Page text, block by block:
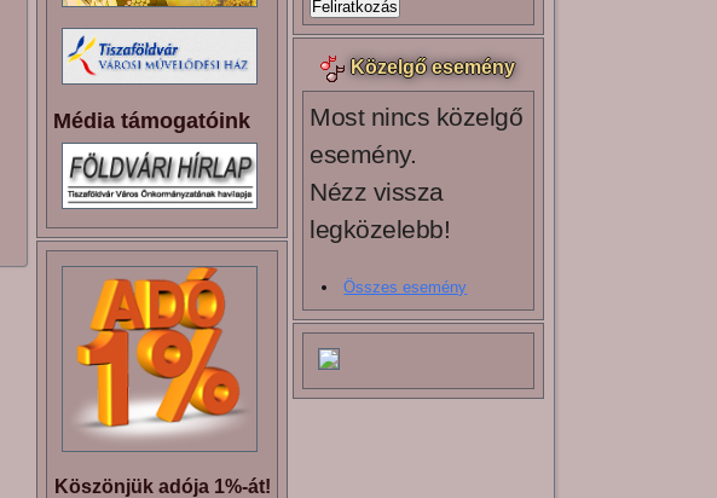
Média támogatóink
Köszönjük adója 1%-át!
Közelgő esemény
Most nincs közelgő
esemény.
Nézz vissza
legközelebb!
Összes esemény